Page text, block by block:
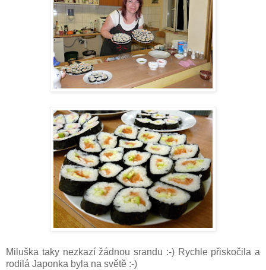
Miluška taky nezkazí žádnou srandu :-) Rychle přiskočila a
rodilá Japonka byla na světě :-)